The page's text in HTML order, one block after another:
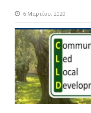
6 Μαρτίου, 2020